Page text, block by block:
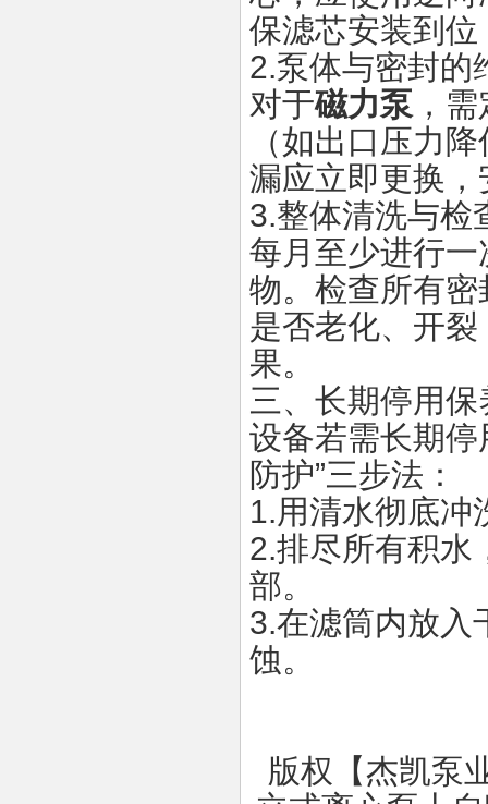
保滤芯安装到
2.泵体与密封的
对于磁力泵 ，
（如出口压力
漏应立即更换
3.整体清洗与检
每月至少进行
物。检查所有
是否老化、开
果。
三、长期停用
设备若需长期
防护”三步法：
1.用清水彻底冲
2.排尽所有积水
部。
3.在滤筒内放入
蚀。
版权【杰凯泵